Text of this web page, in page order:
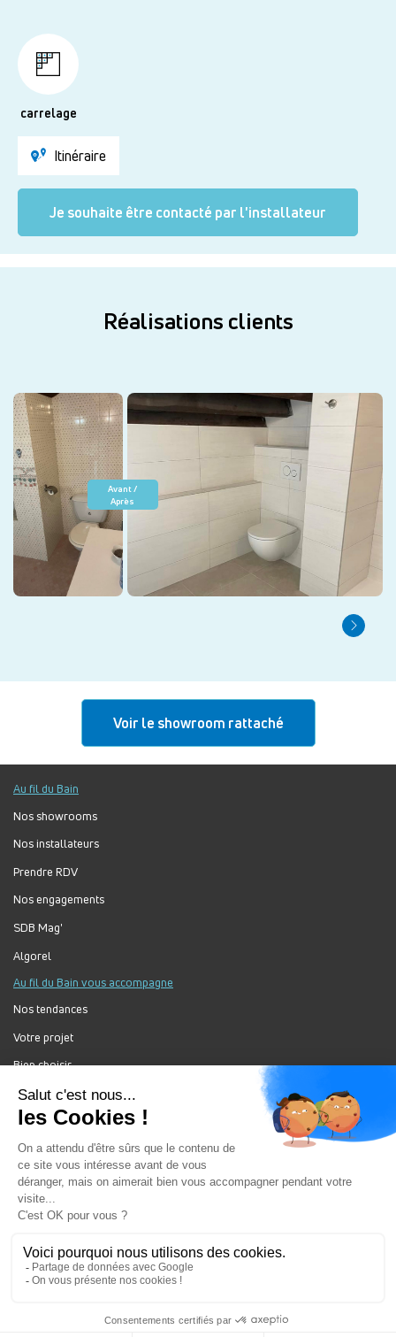
carrelage
Itinéraire
Je souhaite être contacté par l'installateur
Réalisations clients
Avant /
Après
Voir le showroom rattaché
Au fil du Bain
Nos showrooms
Nos installateurs
Prendre RDV
Nos engagements
SDB Mag'
Algorel
Au fil du Bain vous accompagne
Nos tendances
Votre projet
Bien choisir
Forum Au Fil du Bain
Nos produits
Gestion des cookies
Mentions légales